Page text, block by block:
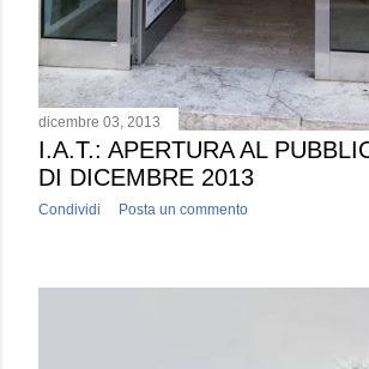
dicembre 03, 2013
I.A.T.: APERTURA AL
DI DICEMBRE 2013
Condividi Posta un commento